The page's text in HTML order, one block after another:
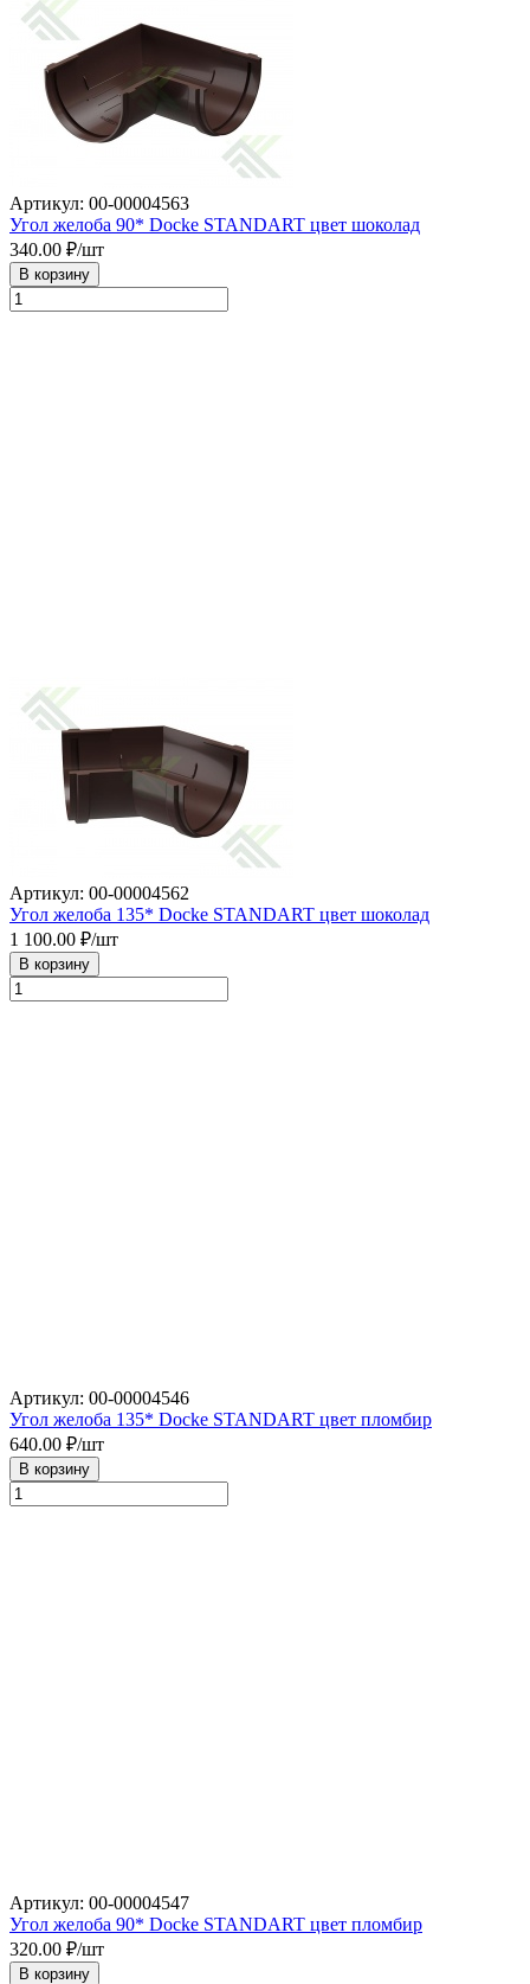
Артикул: 00-00004563
Угол желоба 90* Docke STANDART цвет шоколад
340.00 ₽/шт
В корзину
Артикул: 00-00004562
Угол желоба 135* Docke STANDART цвет шоколад
1 100.00 ₽/шт
В корзину
Артикул: 00-00004546
Угол желоба 135* Docke STANDART цвет пломбир
640.00 ₽/шт
В корзину
Артикул: 00-00004547
Угол желоба 90* Docke STANDART цвет пломбир
320.00 ₽/шт
В корзину